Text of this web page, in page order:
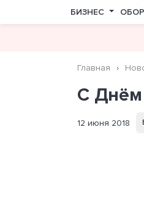
БИЗНЕС
Главная
С Днём
12 июня 2018